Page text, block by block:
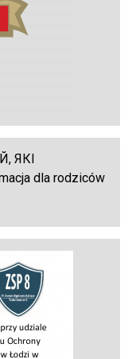
ЯКІ
dla rodziców